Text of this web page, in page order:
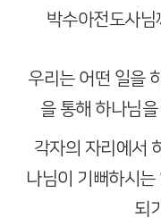
박수아전도사
우리는 어떤 일을
을 통해 하나님
각자의 자리에서
나님이 기뻐하시
되